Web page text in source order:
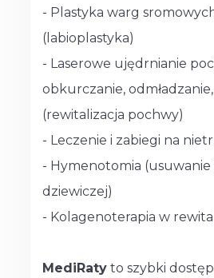
- Plastyka warg
(labioplastyka)
- Laserowe ujędrnianie
obkurczanie,
(rewitalizacja pochwy)
- Leczenie i zabiegi na
- Hymenotomia (usuwanie
dziewiczej)
- Kolagenoterapia w
MediRaty to szybki